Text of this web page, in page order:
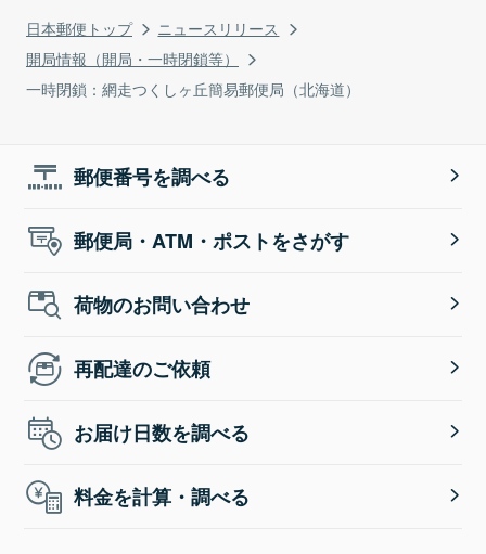
日本郵便トップ
ニュースリリース
開局情報（開局・一時閉鎖等）
一時閉鎖：網走つくしヶ丘簡易郵便局（北海道）
郵便番号を調べる
郵便局・ATM・ポストをさがす
荷物のお問い合わせ
再配達のご依頼
お届け日数を調べる
料金を計算・調べる